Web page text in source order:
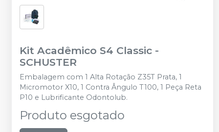
Kit Acadêmico S4 Classic -
SCHUSTER
Embalagem com 1 Alta Rotação Z35T Prata, 1
Micromotor X10, 1 Contra Ângulo T100, 1 Peça Reta
P10 e Lubrificante Odontolub.
Produto esgotado